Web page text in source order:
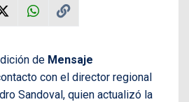
de Mensaje
con el director regional
Sandoval, quien actualizó la